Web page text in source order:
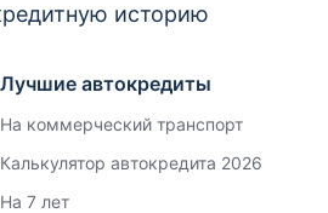
историю
Лучшие автокредиты
На коммерческий транспорт
Калькулятор автокредита 2026
На 7 лет